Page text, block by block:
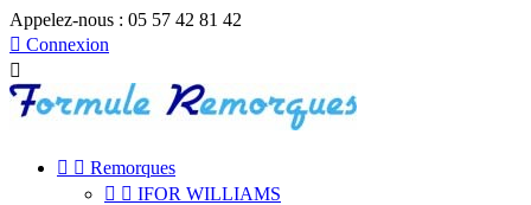
Appelez-nous : 05 57 42 81 42
 Connexion

  Remorques
  IFOR WILLIAMS